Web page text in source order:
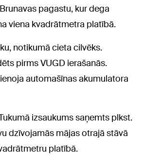
pagastu, kur dega
viena kvadrātmetra platībā.
notikumā cieta cilvēks.
pirms VUGD ierašanās.
automašīnas akumulatora
izsaukums saņemts plkst.
dzīvojamās mājas otrajā stāvā
platībā.